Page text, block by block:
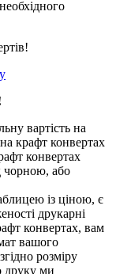
вартість на
крафт конвертах
конвертах
чорною, або
із ціною, є
друкарні
конвертах, вам
вашого
розміру
друку ми